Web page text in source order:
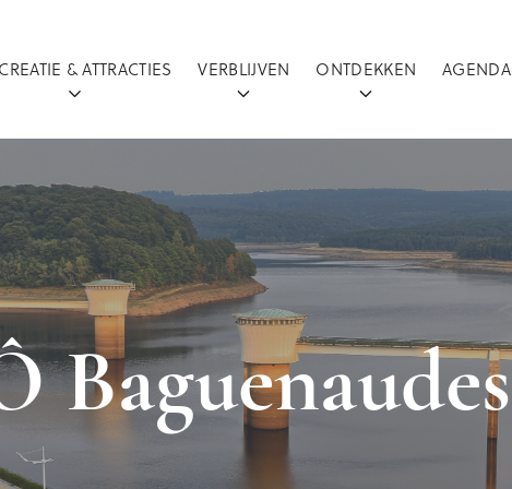
& ATTRACTIES VERBLIJVEN ONTDEKKEN AGENDA
Baguenaudes